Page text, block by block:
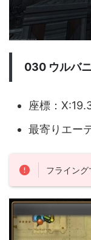
030 ウルバ
座標：
最寄りエー
フライング